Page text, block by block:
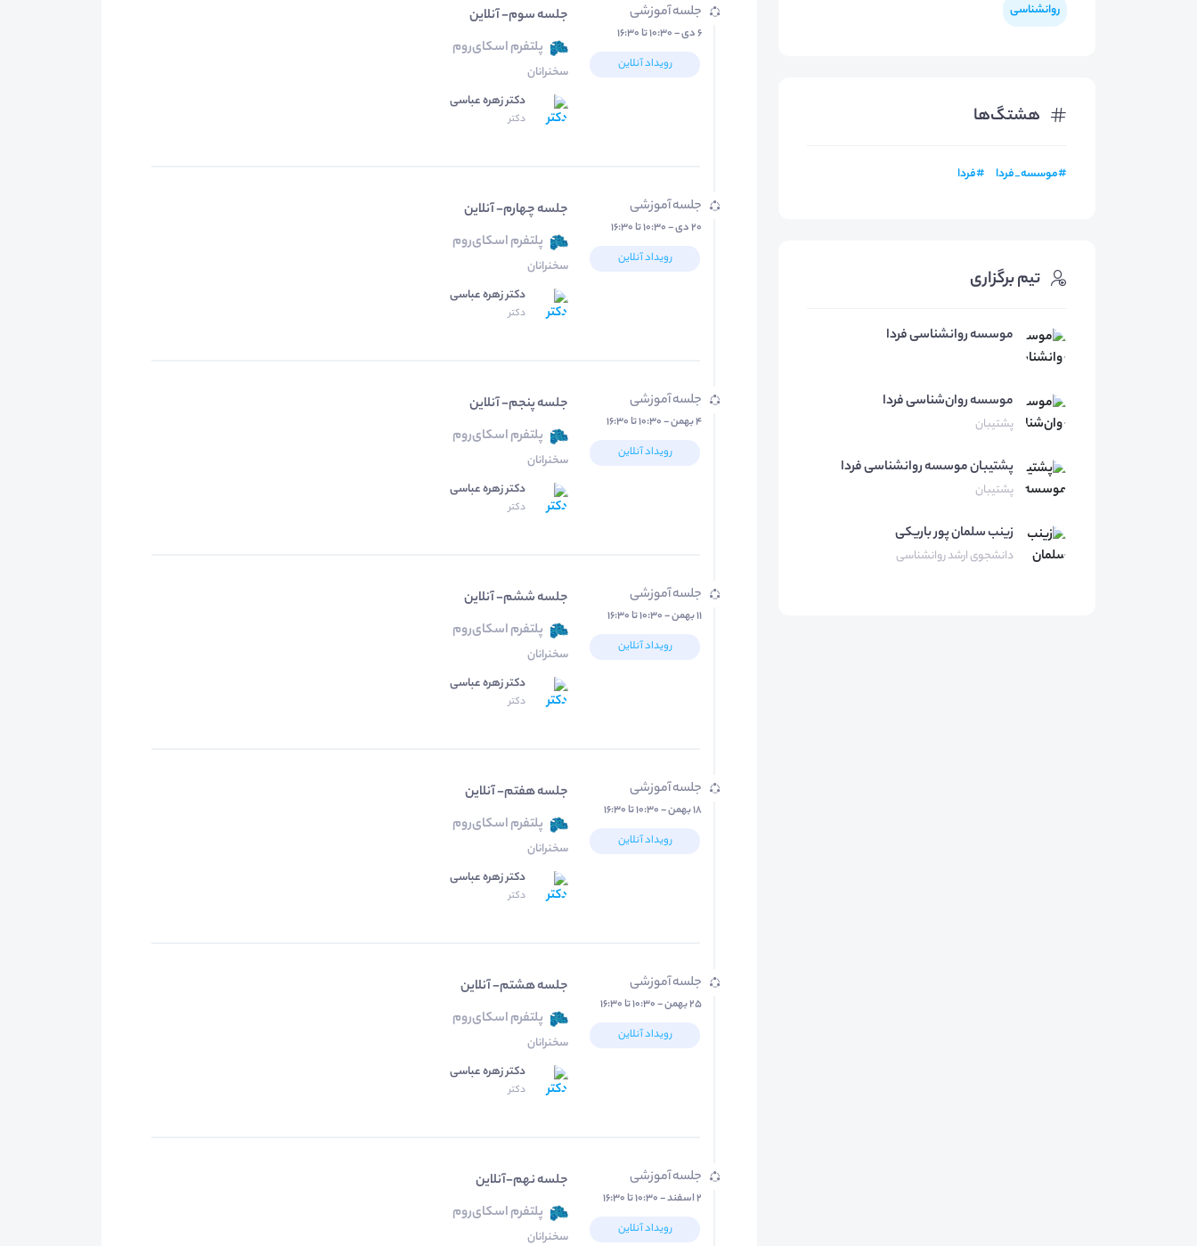
روانشناسی
هشتگ‌ها
#موسسه_فردا #فردا
تیم برگزاری
موسسه روانشناسی فردا
موسسه روان‌شناسیفردا
پشتیبان
پشتیبان موسسهروانشناسی فردا
پشتیبان
زینبسلمان پور باریکی
دانشجوی ارشد روانشناسی
جلسه آموزشی
۶ دی - ۱۰:۳۰ تا ۱۶:۳۰
رویداد آنلاین
جلسه سوم- آنلاین
پلتفرم اسکای‌روم
سخنرانان
دکتر زهره عباسی
دکتر
جلسه آموزشی
۲۰ دی - ۱۰:۳۰ تا ۱۶:۳۰
رویداد آنلاین
جلسه چهارم- آنلاین
پلتفرم اسکای‌روم
سخنرانان
دکتر زهره عباسی
دکتر
جلسه آموزشی
۴ بهمن - ۱۰:۳۰ تا ۱۶:۳۰
رویداد آنلاین
جلسه پنجم- آنلاین
پلتفرم اسکای‌روم
سخنرانان
دکتر زهره عباسی
دکتر
جلسه آموزشی
۱۱ بهمن - ۱۰:۳۰ تا ۱۶:۳۰
رویداد آنلاین
جلسه ششم- آنلاین
پلتفرم اسکای‌روم
سخنرانان
دکتر زهره عباسی
دکتر
جلسه آموزشی
۱۸ بهمن - ۱۰:۳۰ تا ۱۶:۳۰
رویداد آنلاین
جلسه هفتم- آنلاین
پلتفرم اسکای‌روم
سخنرانان
دکتر زهره عباسی
دکتر
جلسه آموزشی
۲۵ بهمن - ۱۰:۳۰ تا ۱۶:۳۰
رویداد آنلاین
جلسه هشتم- آنلاین
پلتفرم اسکای‌روم
سخنرانان
دکتر زهره عباسی
دکتر
جلسه آموزشی
۲ اسفند - ۱۰:۳۰ تا ۱۶:۳۰
رویداد آنلاین
جلسه نهم-آنلاین
پلتفرم اسکای‌روم
سخنرانان